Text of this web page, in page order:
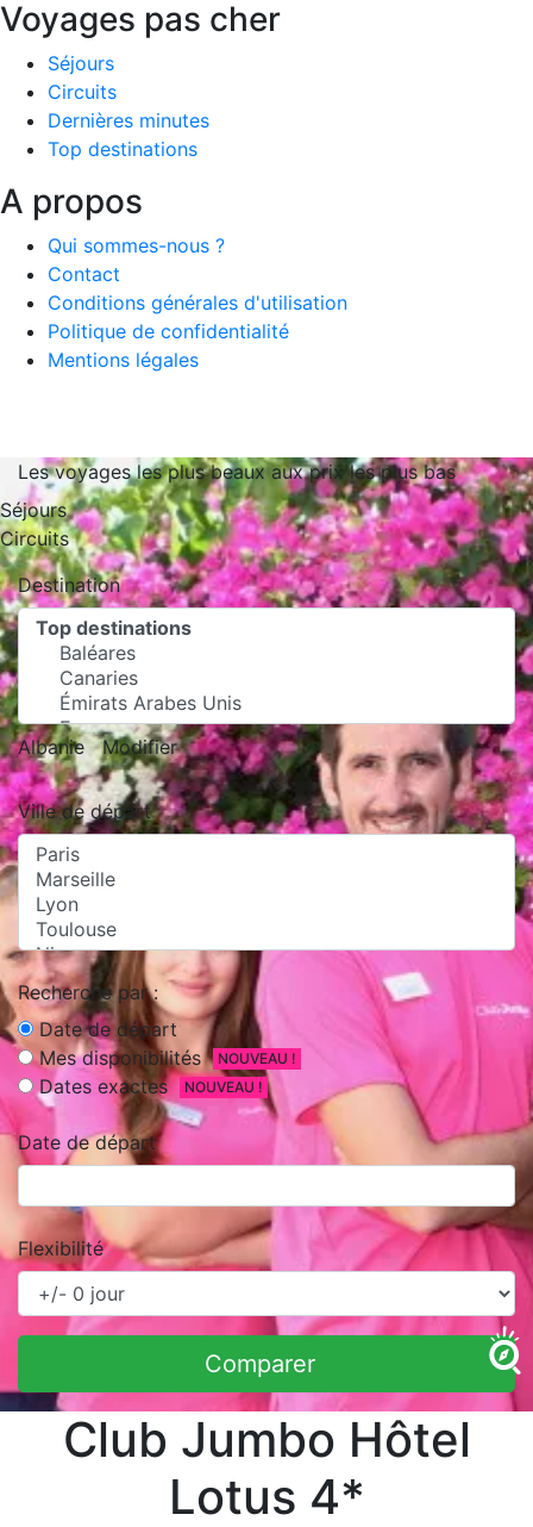
Voyages pas cher
Séjours
Circuits
Dernières minutes
Top destinations
A propos
Qui sommes-nous ?
Contact
Conditions générales d'utilisation
Politique de confidentialité
Mentions légales
Les voyages les plus beaux aux prix les plus bas
Séjours
Circuits
Destination
Albanie Modifier
Ville de départ
Recherche par :
Date de départ
Mes disponibilités
NOUVEAU !
Dates exactes NOUVEAU !
Date de départ
Flexibilité
Comparer
Club Jumbo Hôtel
Lotus 4*